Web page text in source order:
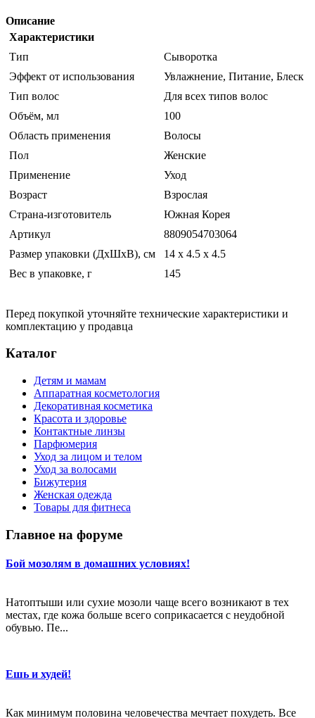
Описание
Характеристики
Тип
Сыворотка
Эффект от использования
Увлажнение, Питание, Блеск
Тип волос
Для всех типов волос
Объём, мл
100
Область применения
Волосы
Пол
Женские
Применение
Уход
Возраст
Взрослая
Страна-изготовитель
Южная Корея
Артикул
8809054703064
Размер упаковки (ДхШхВ), см
14 x 4.5 x 4.5
Вес в упаковке, г
145
Перед покупкой уточняйте технические характеристики и
комплектацию у продавца
Каталог
Детям и мамам
Аппаратная косметология
Декоративная косметика
Красота и здоровье
Контактные линзы
Парфюмерия
Уход за лицом и телом
Уход за волосами
Бижутерия
Женская одежда
Товары для фитнеса
Главное на форуме
Бой мозолям в домашних условиях!
Натоптыши или сухие мозоли чаще всего возникают в тех
местах, где кожа больше всего соприкасается с неудобной
обувью. Пе...
Ешь и худей!
Как минимум половина человечества мечтает похудеть. Все